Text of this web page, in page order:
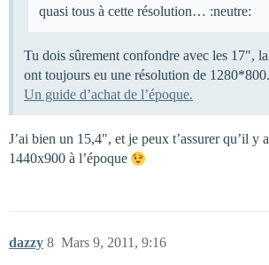
quasi tous à cette résolution… :neutre:
Tu dois sûrement confondre avec les 17",
ont toujours eu une résolution de 1280*800.
Un guide d’achat de l’époque.
J’ai bien un 15,4", et je peux t’assurer qu’il y
1440x900 à l’époque
dazzy Mars 9, 2011, 9:16
8